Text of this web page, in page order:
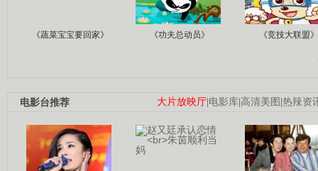
《蔬菜宝宝要回家》 《功夫总动员》 《竞技大联盟》
大片放映厅|电影库|高清美图 |热辣资
电影台推荐